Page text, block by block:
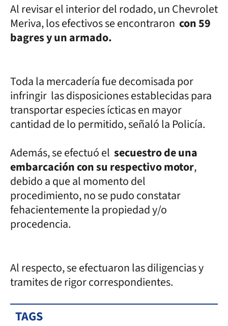
Al revisar el interior del rodado, un Chevrolet
Meriva, los efectivos se encontraron con 59
bagres y un armado.
Toda la mercadería fue decomisada por
infringir las disposiciones establecidas para
transportar especies ícticas en mayor
cantidad de lo permitido, señaló la Policía.
Además, se efectuó el secuestro de una
embarcación con su respectivo motor,
debido a que al momento del
procedimiento, no se pudo constatar
fehacientemente la propiedad y/o
procedencia.
Al respecto, se efectuaron las diligencias y
tramites de rigor correspondientes.
TAGS